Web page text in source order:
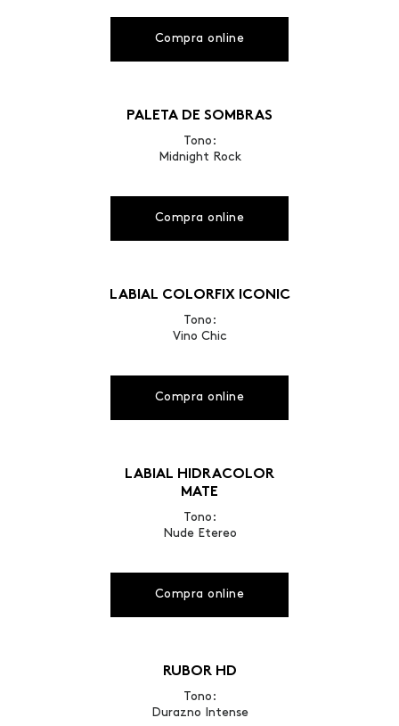
Compra online
PALETA DE SOMBRAS
Tono:
Midnight Rock
Compra online
LABIAL COLORFIX ICONIC
Tono:
Vino Chic
Compra online
LABIAL HIDRACOLOR
MATE
Tono:
Nude Etereo
Compra online
RUBOR HD
Tono:
Durazno Intense